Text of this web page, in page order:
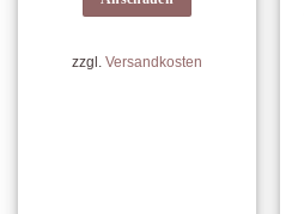
zzgl. Versandkosten